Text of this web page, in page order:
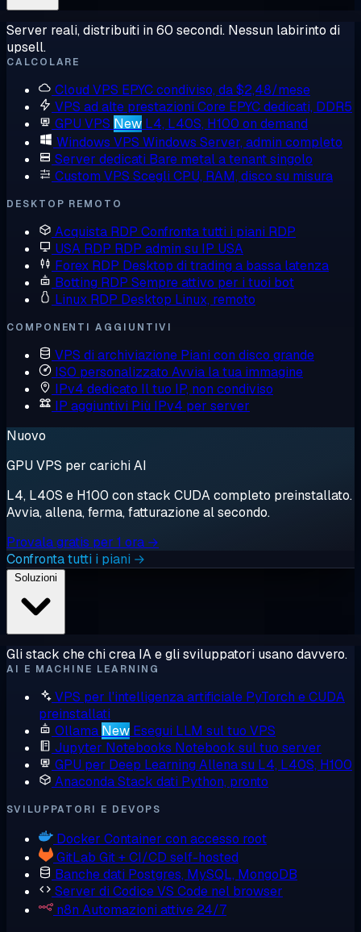
Server reali, distribuiti in 60 secondi. Nessun labirinto di
upsell.
CALCOLARE
Cloud VPS EPYC condiviso, da $2,48/mese
VPS ad alte prestazioni Core EPYC dedicati, DDR5
GPU VPS New L4, L40S, H100 on demand
Windows VPS Windows Server, admin completo
Server dedicati Bare metal a tenant singolo
Custom VPS Scegli CPU, RAM, disco su misura
DESKTOP REMOTO
Acquista RDP Confronta tutti i piani RDP
USA RDP RDP admin su IP USA
Forex RDP Desktop di trading a bassa latenza
Botting RDP Sempre attivo per i tuoi bot
Linux RDP Desktop Linux, remoto
COMPONENTI AGGIUNTIVI
VPS di archiviazione Piani con disco grande
ISO personalizzato Avvia la tua immagine
IPv4 dedicato Il tuo IP, non condiviso
IP aggiuntivi Più IPv4 per server
Nuovo
GPU VPS per carichi AI
L4, L40S e H100 con stack CUDA completo preinstallato.
Avvia, allena, ferma, fatturazione al secondo.
Provala gratis per 1 ora →
Confronta tutti i piani →
Gli stack che chi crea IA e gli sviluppatori usano davvero.
AI E MACHINE LEARNING
VPS per l'intelligenza artificiale PyTorch e CUDA
preinstallati
Ollama New Esegui LLM sul tuo VPS
Jupyter Notebooks Notebook sul tuo server
GPU per Deep Learning Allena su L4, L40S, H100
AnacondaStack dati Python, pronto
SVILUPPATORI E DEVOPS
Docker Container con accesso root
GitLab Git + CI/CD self-hosted
Banche dati Postgres, MySQL, MongoDB
Server di CodiceVS Code nel browser
n8n Automazioni attive 24/7